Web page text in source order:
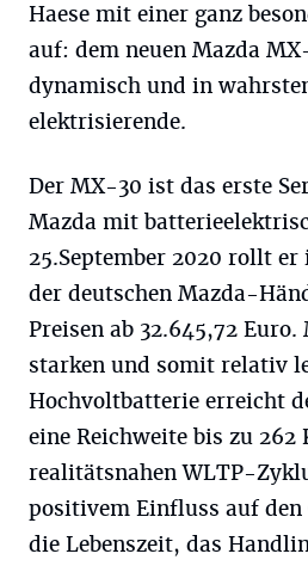
Haese mit einer ganz
auf: dem neuen Mazda
dynamisch und in
elektrisierende.
Der MX-30 ist das erste
Mazda mit
25.September 2020 rollt er
der deutschen Mazda-
Preisen ab 32.645,72
starken und somit relativ
Hochvoltbatterie erreicht
eine Reichweite bis zu
realitätsnahen WLTP-
positivem Einfluss auf den
die Lebenszeit, das